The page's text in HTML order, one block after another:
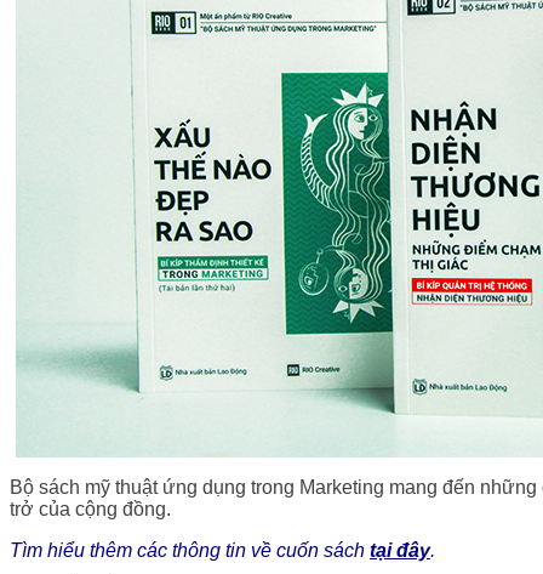
Bộ sách mỹ thuật ứng dụng trong Marketing mang đến
trở của cộng đồng.
Tìm hiểu thêm các thông tin về cuốn sách tại đây.